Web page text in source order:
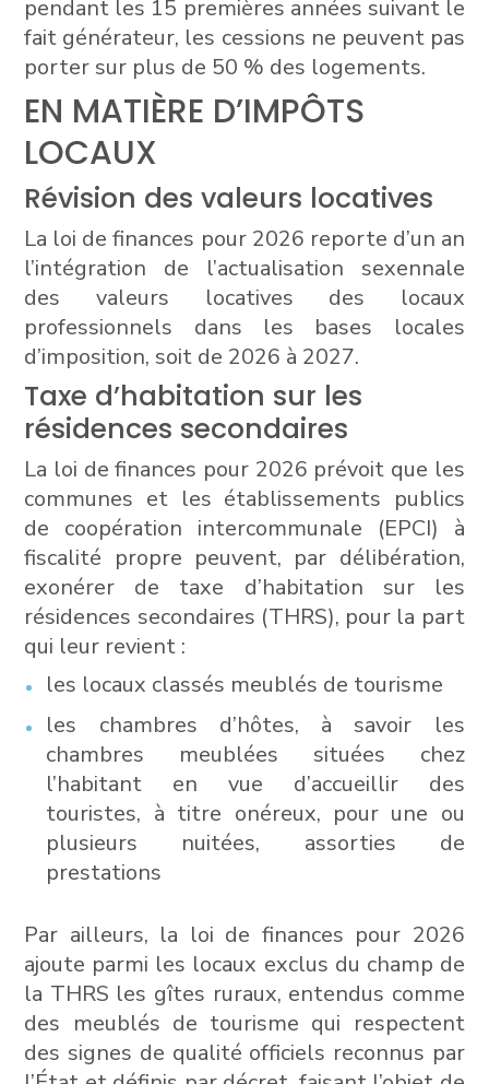
pendant les 15 premières années suivant le
fait générateur, les cessions ne peuvent pas
porter sur plus de 50 % des logements.
EN MATIÈRE D’IMPÔTS
LOCAUX
Révision des valeurs locatives
La loi de finances pour 2026 reporte d’un an
l’intégration de l’actualisation sexennale
des valeurs locatives des locaux
professionnels dans les bases locales
d’imposition, soit de 2026 à 2027.
Taxe d’habitation sur les
résidences secondaires
La loi de finances pour 2026 prévoit que les
communes et les établissements publics
de coopération intercommunale (EPCI) à
fiscalité propre peuvent, par délibération,
exonérer de taxe d’habitation sur les
résidences secondaires (THRS), pour la part
qui leur revient :
les locaux classés meublés de tourisme
les chambres d’hôtes, à savoir les
chambres meublées situées chez
l’habitant en vue d’accueillir des
touristes, à titre onéreux, pour une ou
plusieurs nuitées, assorties de
prestations
Par ailleurs, la loi de finances pour 2026
ajoute parmi les locaux exclus du champ de
la THRS les gîtes ruraux, entendus comme
des meublés de tourisme qui respectent
des signes de qualité officiels reconnus par